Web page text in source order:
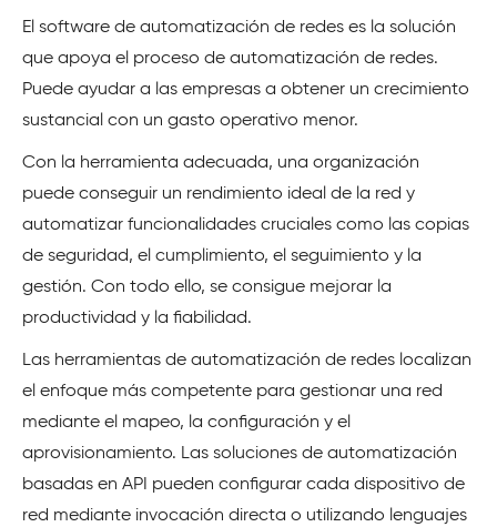
El software de automatización de redes es la solución
que apoya el proceso de automatización de redes.
Puede ayudar a las empresas a obtener un crecimiento
sustancial con un gasto operativo menor.
Con la herramienta adecuada, una organización
puede conseguir un rendimiento ideal de la red y
automatizar funcionalidades cruciales como las copias
de seguridad, el cumplimiento, el seguimiento y la
gestión. Con todo ello, se consigue mejorar la
productividad y la fiabilidad.
Las herramientas de automatización de redes localizan
el enfoque más competente para gestionar una red
mediante el mapeo, la configuración y el
aprovisionamiento. Las soluciones de automatización
basadas en API pueden configurar cada dispositivo de
red mediante invocación directa o utilizando lenguajes